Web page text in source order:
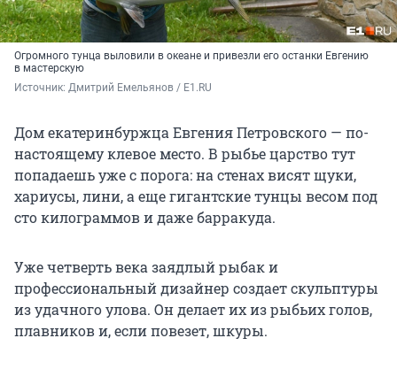
Огромного тунца выловили в океане и привезли его останки Евгению
в мастерскую
Источник: Дмитрий Емельянов / E1.RU
Дом екатеринбуржца Евгения Петровского — по-
настоящему клевое место. В рыбье царство тут
попадаешь уже с порога: на стенах висят щуки,
хариусы, лини, а еще гигантские тунцы весом под
сто килограммов и даже барракуда.
Уже четверть века заядлый рыбак и
профессиональный дизайнер создает скульптуры
из удачного улова. Он делает их из рыбьих голов,
плавников и, если повезет, шкуры.